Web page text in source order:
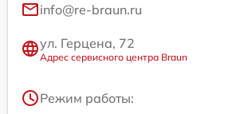
info@re-braun.ru
ул. Герцена, 72
Адрес сервисного центра Braun
Режим работы: